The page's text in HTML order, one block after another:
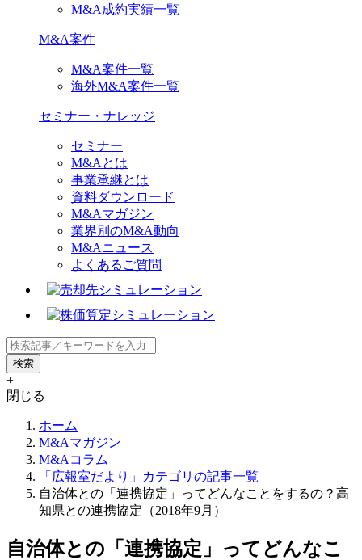
M&A成約実績一覧
M&A案件
M&A案件一覧
海外M&A案件一覧
セミナー・ナレッジ
セミナー
M&Aとは
事業承継とは
資料ダウンロード
M&Aマガジン
業界別のM&A動向
M&Aニュース
よくあるご質問
+
閉じる
ホーム
M&Aマガジン
M&Aコラム
「広報室だより」カテゴリの記事一覧
自治体との「連携協定」ってどんなことをするの？高
知県との連携協定（2018年9月）
自治体との「連携協定」ってどんなこ